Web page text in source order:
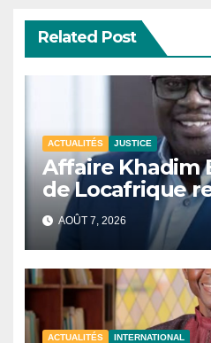
Related Post
ACTUALITÉS JUSTICE
Affaire Khadim
de Locafrique
liberté.
AOÛT 7, 2026
ACTUALITÉS INTERNATIONAL